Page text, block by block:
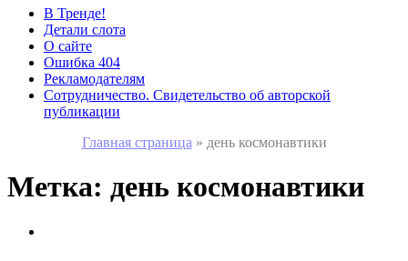
В Тренде!
Детали слота
О сайте
Ошибка 404
Рекламодателям
Сотрудничество. Свидетельство об авторской
публикации
Главная страница » день космонавтики
Метка: день космонавтики